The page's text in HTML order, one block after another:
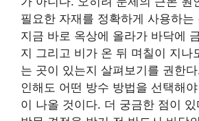
필요한 자재를 정확하게 사용하는
지금 바로 옥상에 올라가 바닥에
지 그리고 비가 온 뒤 며칠이 지나
는 곳이 있는지 살펴보기를 권한
인해도 어떤 방수 방법을 선택해
이 나올 것이다. 더 궁금한 점이